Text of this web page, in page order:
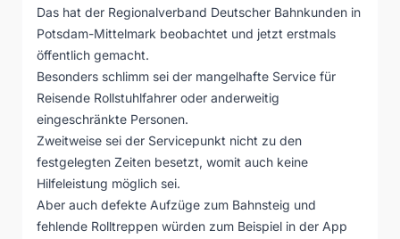
Das hat der Regionalverband Deutscher Bahnkunden in
Potsdam-Mittelmark beobachtet und jetzt erstmals
öffentlich gemacht.
Besonders schlimm sei der mangelhafte Service für
Reisende Rollstuhlfahrer oder anderweitig
eingeschränkte Personen.
Zweitweise sei der Servicepunkt nicht zu den
festgelegten Zeiten besetzt, womit auch keine
Hilfeleistung möglich sei.
Aber auch defekte Aufzüge zum Bahnsteig und
fehlende Rolltreppen würden zum Beispiel in der App